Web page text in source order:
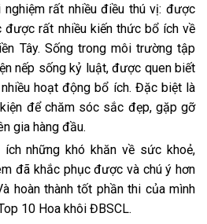
rất nhiều điều thú vị: được
được rất nhiều kiến thức bổ ích về
Tây. Sống trong môi trường tập
nếp sống kỷ luật, được quen biết
hoạt động bổ ích. Đặc biệt là
để chăm sóc sắc đẹp, gặp gỡ
gia hàng đầu.
những khó khăn về sức khoẻ,
đã khắc phục được và chú ý hơn
hoàn thành tốt phần thi của mình
10 Hoa khôi ĐBSCL.